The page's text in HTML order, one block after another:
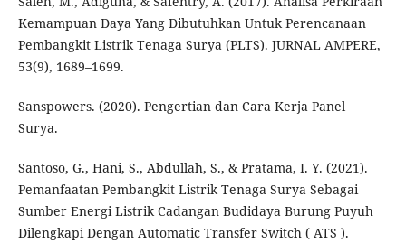
Kemampuan Daya Yang Dibutuhkan Untuk Perencanaan
Pembangkit Listrik Tenaga Surya (PLTS). JURNAL AMPERE,
53(9), 1689–1699.
Sanspowers. (2020). Pengertian dan Cara Kerja Panel
Surya.
Santoso, G., Hani, S., Abdullah, S., & Pratama, I. Y. (2021).
Pemanfaatan Pembangkit Listrik Tenaga Surya Sebagai
Sumber Energi Listrik Cadangan Budidaya Burung Puyuh
Dilengkapi Dengan Automatic Transfer Switch ( ATS ).